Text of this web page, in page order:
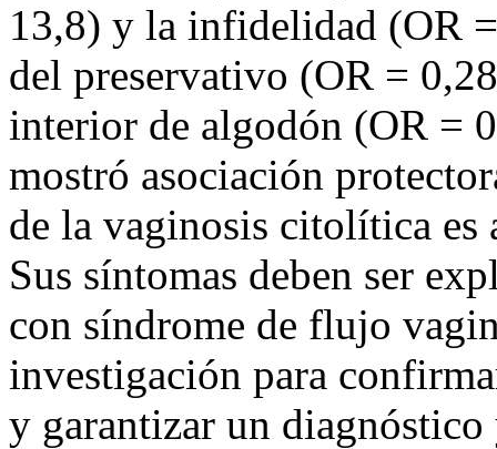
13,8) y la infidelidad (OR
del preservativo (OR =
interior de algodón (OR =
mostró asociación
de la vaginosis citolítica es
Sus síntomas deben ser
con síndrome de flujo
investigación para
y garantizar un